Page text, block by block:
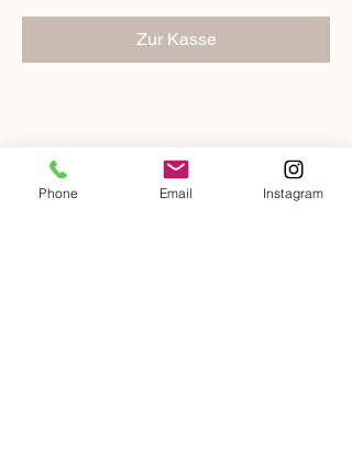
Zur Kasse
Diese Veranstaltung
teilen
Phone Email Instagram